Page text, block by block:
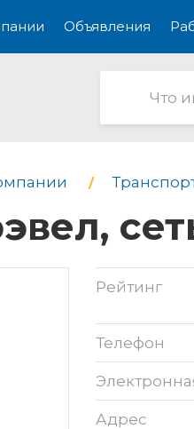
Объявления
Рейтинг
Телефон
Адрес